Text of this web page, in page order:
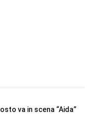
va in scena “Aida”